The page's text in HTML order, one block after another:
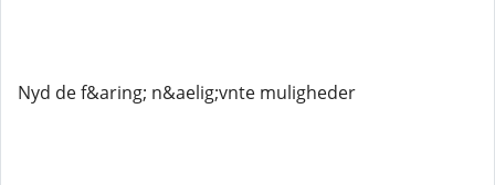
Nyd de f&aring; n&aelig;vnte muligheder